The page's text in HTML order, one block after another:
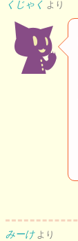
くじゃく より
みーけ より